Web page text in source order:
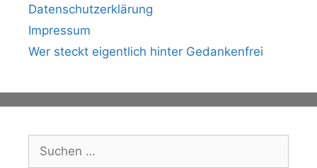
Datenschutzerklärung
Impressum
Wer steckt eigentlich hinter Gedankenfrei
Suche
nach: